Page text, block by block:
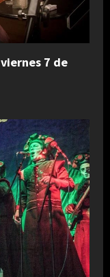
7 de